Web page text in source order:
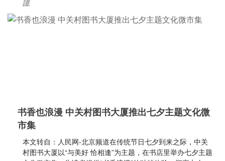
障
书香也浪漫 中关村图书大厦推出七夕主题文化微
市集
本文转自：人民网-北京频道在传统节日七夕到来之际，中关
村图书大厦以“与美好 恰相逢”为主题，在书店里举办七夕主题